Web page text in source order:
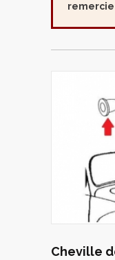
Cheville